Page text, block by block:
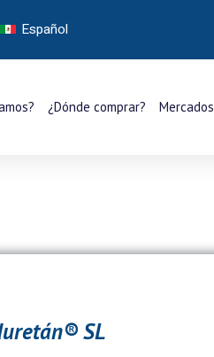
Español
¿Dónde comprar? Mercados
SL